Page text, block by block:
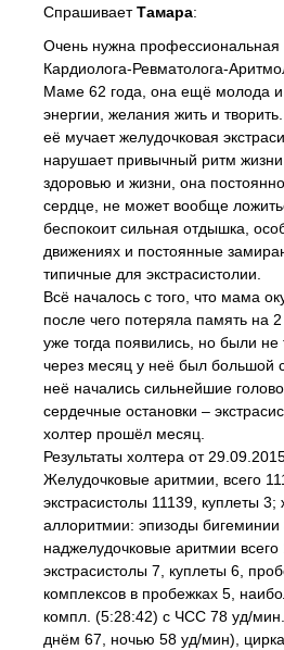
СпрашиваетТамара:
Очень нужна профессиональная
Кардиолога-Ревматолога-
Маме 62 года, она ещё молода и
энергии, желания жить и
её мучает желудочковая
нарушает привычный ритм
здоровью и жизни, она
сердце, не может вообще
беспокоит сильная отдышка,
движениях и постоянные
типичные для экстрасистолии.
Всё началось с того, что мама
после чего потеряла память на
уже тогда появились, но были не
через месяц у неё был большой
неё начались сильнейшие
сердечные остановки –
холтер прошёл месяц.
Результаты холтера от
Желудочковые аритмии, всего
экстрасистолы 11139, куплеты
аллоритмии: эпизоды бигеминии
наджелудочковые аритмии всего
экстрасистолы 7, куплеты 6,
комплексов в пробежках 5,
компл. (5:28:42) с ЧСС 78 уд/
днём 67, ночью 58 уд/мин),